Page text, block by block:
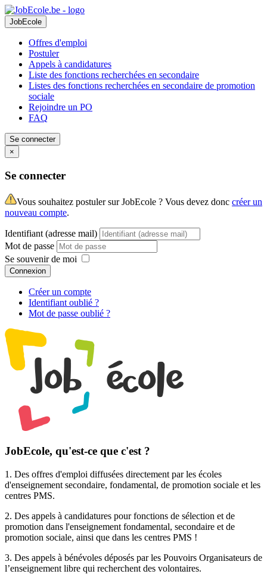
JobEcole
Offres d'emploi
Postuler
Appels à candidatures
Liste des fonctions recherchées en secondaire
Listes des fonctions recherchées en secondaire de promotion
sociale
Rejoindre un PO
FAQ
Se connecter
×
Se connecter
Vous souhaitez postuler sur JobEcole ? Vous devez donc créer un
nouveau compte.
Identifiant (adresse mail)
Mot de passe
Se souvenir de moi
Connexion
Créer un compte
Identifiant oublié ?
Mot de passe oublié ?
JobEcole, qu'est-ce que c'est ?
1. Des offres d'emploi diffusées directement par les écoles
d'enseignement secondaire, fondamental, de promotion sociale et les
centres PMS.
2. Des appels à candidatures pour fonctions de sélection et de
promotion dans l'enseignement fondamental, secondaire et de
promotion sociale, ainsi que dans les centres PMS !
3. Des appels à bénévoles déposés par les Pouvoirs Organisateurs de
l’enseignement libre qui recherchent des volontaires.